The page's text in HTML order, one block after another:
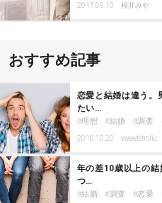
2017.09.10 桜井みや
おすすめ記事
恋愛と結婚は違う。
たい…
理想 結婚 調査
2016.10.20 sweetsholic
年の差10歳以上の結
つ…
結婚 調査 恋愛